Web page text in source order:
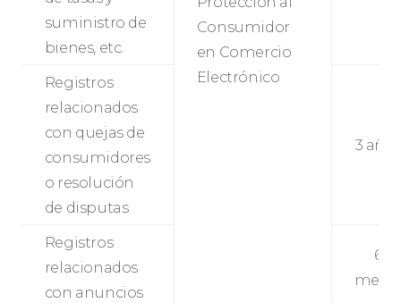
Consumidor
en Comercio
Electrónico
suministro de
bienes, etc.
Registros
relacionados
con quejas de
consumidores
o resolución
de disputas
3 años
Registros
relacionados
con anuncios
6
meses